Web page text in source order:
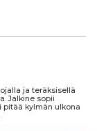
ja teräksisellä
Jalkine sopii
pitää kylmän ulkona